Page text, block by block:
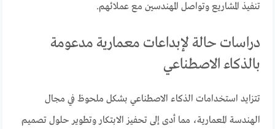
تنفيذ المشاريع وتواصل المهندسين مع عملائهم.
دراسات حالة لإبداعات معمارية مدعومة
بالذكاء الاصطناعي
تتزايد استخدامات الذكاء الاصطناعي بشكل ملحوظ في مجال
الهندسة المعمارية، مما أدى إلى تحفيز الابتكار وتطوير حلول تصميم